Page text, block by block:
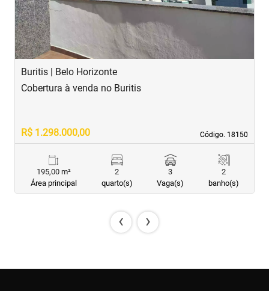
Buritis | Belo Horizonte
Código. 18150
Código. 18150
Cobertura à venda no Buritis
R$ 1.298.000,00
195,00 m²
Área principal
2
quarto(s)
3
Vaga(s)
2
banho(s)
‹ ›